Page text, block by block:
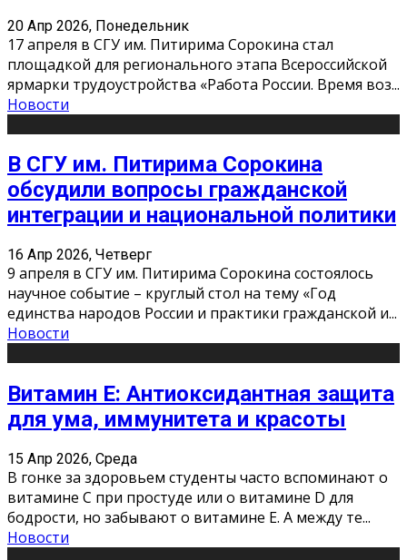
20 Апр 2026, Понедельник
17 апреля в СГУ им. Питирима Сорокина стал
площадкой для регионального этапа Всероссийской
ярмарки трудоустройства «Работа России. Время воз...
Новости
В СГУ им. Питирима Сорокина
обсудили вопросы гражданской
интеграции и национальной политики
16 Апр 2026, Четверг
9 апреля в СГУ им. Питирима Сорокина состоялось
научное событие – круглый стол на тему «Год
единства народов России и практики гражданской и...
Новости
Витамин Е: Антиоксидантная защита
для ума, иммунитета и красоты
15 Апр 2026, Среда
В гонке за здоровьем студенты часто вспоминают о
витамине С при простуде или о витамине D для
бодрости, но забывают о витамине Е. А между те...
Новости